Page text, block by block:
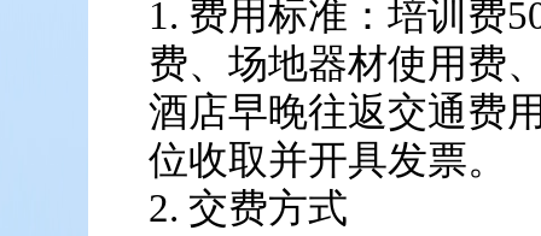
1. 费用标准：培训费
费、场地器材使用费
酒店早晚往返交通费
位收取并开具发票。
2. 交费方式